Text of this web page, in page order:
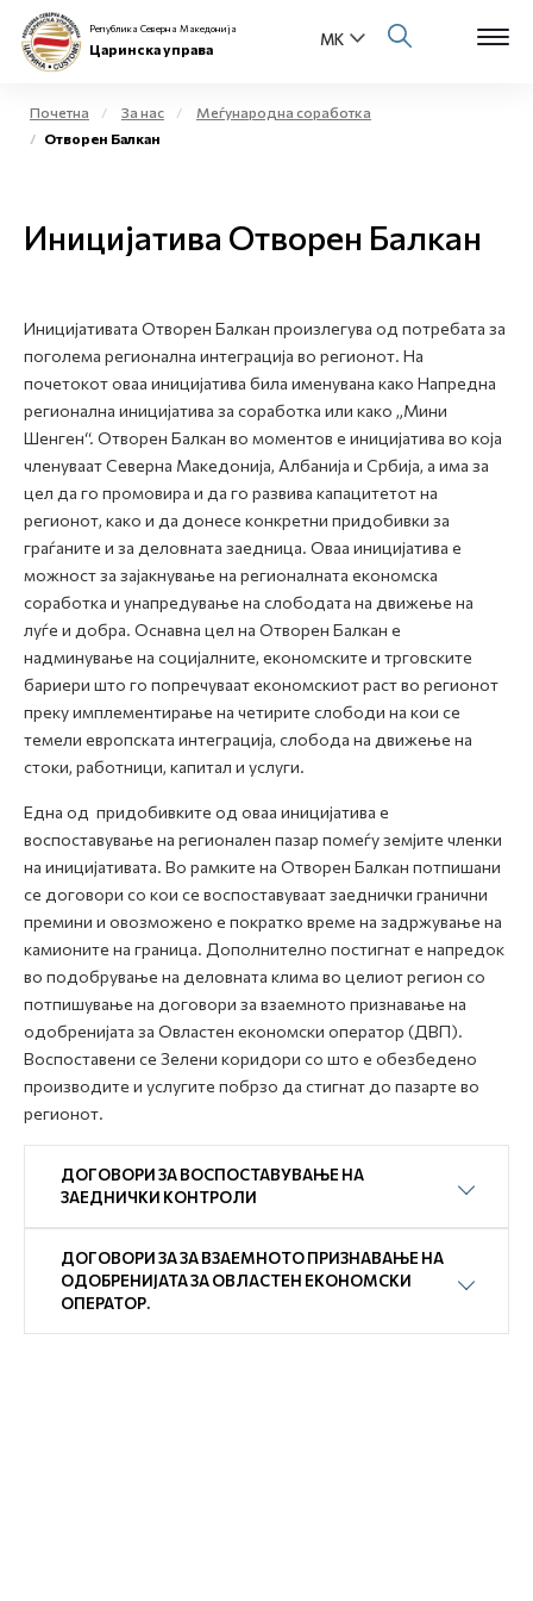
Физички лица
Open
Е-Царина
Open
Медиа центар
Контакт
Е-Весник
Република Северна Македонија
Царинска управа
Почетна За нас
Меѓународна соработка
Отворен Балкан
Иницијатива Отворен Балкан
Иницијативата Отворен Балкан произлегува од потребата за
поголема регионална интеграција во регионот. На
почетокот оваа иницијатива била именувана како Напредна
регионална иницијатива за соработка или како „Мини
Шенген“. Отворен Балкан во моментов е иницијатива во која
членуваат Северна Македонија, Албанија и Србија, а има за
цел да го промовира и да го развива капацитетот на
регионот, како и да донесе конкретни придобивки за
граѓаните и за деловната заедница. Оваа иницијатива е
можност за зајакнување на регионалната економска
соработка и унапредување на слободата на движење на
луѓе и добра. Оснавна цел на Отворен Балкан е
надминување на социјалните, економските и трговските
бариери што го попречуваат економскиот раст во регионот
преку имплементирање на четирите слободи на кои се
темели европската интеграција, слобода на движење на
стоки, работници, капитал и услуги.
Една од придобивките од оваа иницијатива e
воспоставување на регионален пазар помеѓу земјите членки
на иницијативата. Во рамките на Отворен Балкан потпишани
се договори со кои се воспоставуваат заеднички гранични
премини и овозможено е пократко време на задржување на
камионите на граница. Дополнително постигнат е напредок
во подобрување на деловната клима во целиот регион со
потпишување на договори за взаемното признавање на
одобренијата за Овластен економски оператор (ДВП).
Воспоставени се Зелени коридори со што е обезбедено
производите и услугите побрзо да стигнат до пазарте во
регионот.
ДОГОВОРИ ЗА ВОСПОСТАВУВАЊЕ НА
ЗАЕДНИЧКИ КОНТРОЛИ
ДОГОВОРИ ЗА ЗА ВЗАЕМНОТО ПРИЗНАВАЊЕ НА
ОДОБРЕНИЈАТА ЗА ОВЛАСТЕН ЕКОНОМСКИ
ОПЕРАТОР.